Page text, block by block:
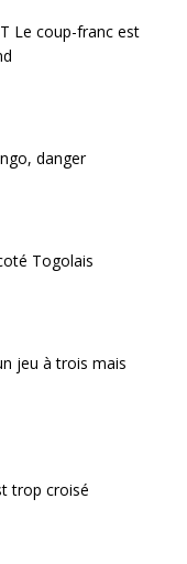
Le coup-franc est
danger
Togolais
jeu à trois mais
trop croisé